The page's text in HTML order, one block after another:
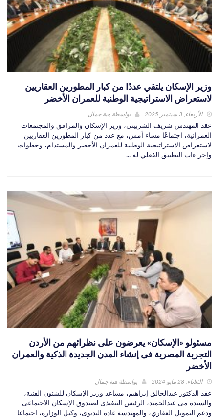
وزير الإسكان يلتقي عددًا من كبار المطورين العقاريين
لاستعراض الاستراتيجية الوطنية للعمران الأخضر
الأربعاء, 3 سبتمبر 2025 بواسطة هبة جمال
عقد المهندس شريف الشربيني، وزير الإسكان والمرافق والمجتمعات
العمرانية، اجتماعًا مساء أمس، مع عدد من كبار المطورين العقاريين
لاستعراض الاستراتيجية الوطنية للعمران الأخضر والمستدام، وخطوات
وإجراءات التطبيق الفعلي له ...
مسئولو «الإسكان» يعرضون على نظرائهم من الأردن
التجربة المصرية فى إنشاء المدن الجديدة الذكية والعمران
الأخضر
الثلاثاء, 28 مايو 2024 بواسطة هبة جمال
عقد الدكتور عبدالخالق إبراهيم، مساعد وزير الإسكان للشئون الفنية،
والسيدة مى عبدالحميد، الرئيس التنفيذى لصندوق الإسكان الاجتماعى
ودعم التمويل العقاري، والمهندسة غادة البديوى، وكيل الوزارة، اجتماعا